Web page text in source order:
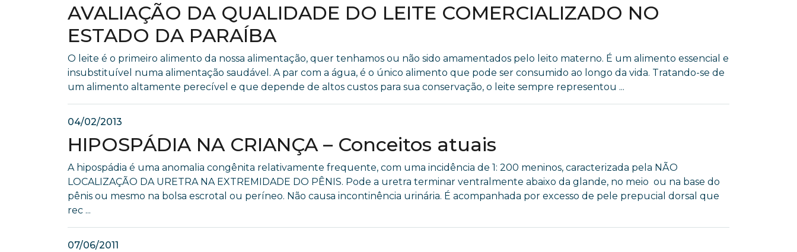
AVALIAÇÃO DA QUALIDADE DO LEITE COMERCIALIZADO NO
ESTADO DA PARAÍBA
O leite é o primeiro alimento da nossa alimentação, quer tenhamos ou não sido amamentados pelo leito materno. É um alimento essencial e
insubstituível numa alimentação saudável. A par com a água, é o único alimento que pode ser consumido ao longo da vida. Tratando-se de
um alimento altamente perecível e que depende de altos custos para sua conservação, o leite sempre representou ...
04/02/2013
HIPOSPÁDIA NA CRIANÇA – Conceitos atuais
A hipospádia é uma anomalia congênita relativamente frequente, com uma incidência de 1: 200 meninos, caracterizada pela NÃO
LOCALIZAÇÃO DA URETRA NA EXTREMIDADE DO PÊNIS. Pode a uretra terminar ventralmente abaixo da glande, no meio ou na base do
pênis ou mesmo na bolsa escrotal ou períneo. Não causa incontinência urinária. É acompanhada por excesso de pele prepucial dorsal que
rec ...
07/06/2011